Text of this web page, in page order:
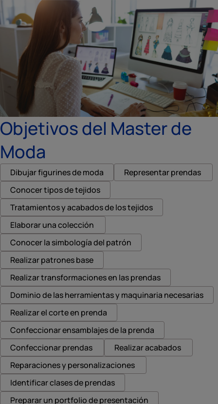
Objetivos del Master de
Moda
Dibujar figurines de moda
Representar prendas
Conocer tipos de tejidos
Tratamientos y acabados de los tejidos
Elaborar una colección
Conocer la simbología del patrón
Realizar patrones base
Realizar transformaciones en las prendas
Dominio de las herramientas y maquinaria necesarias
Realizar el corte en prenda
Confeccionar ensamblajes de la prenda
Confeccionar prendas
Realizar acabados
Reparaciones y personalizaciones
Identificar clases de prendas
Preparar un portfolio de presentación